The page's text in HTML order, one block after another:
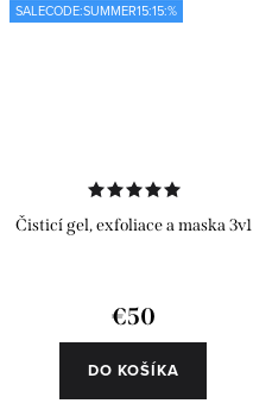
SALECODE:SUMMER15:15:%
Čisticí gel, exfoliace a maska 3v1
€50
DO KOŠÍKA